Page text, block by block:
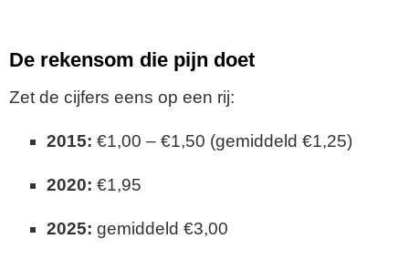
De rekensom die pijn doet
Zet de cijfers eens op een rij:
2015: €1,00 – €1,50 (gemiddeld €1,25)
2020: €1,95
2025: gemiddeld €3,00